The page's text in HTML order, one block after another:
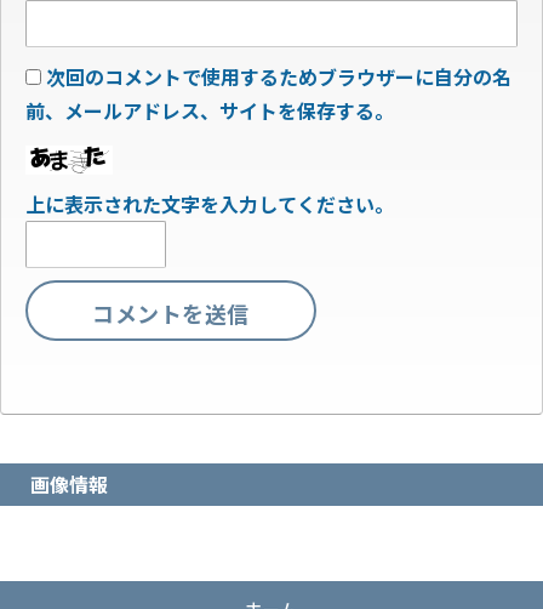
次回のコメントで使用するためブラウザーに自分の名
前、メールアドレス、サイトを保存する。
上に表示された文字を入力してください。
画像情報